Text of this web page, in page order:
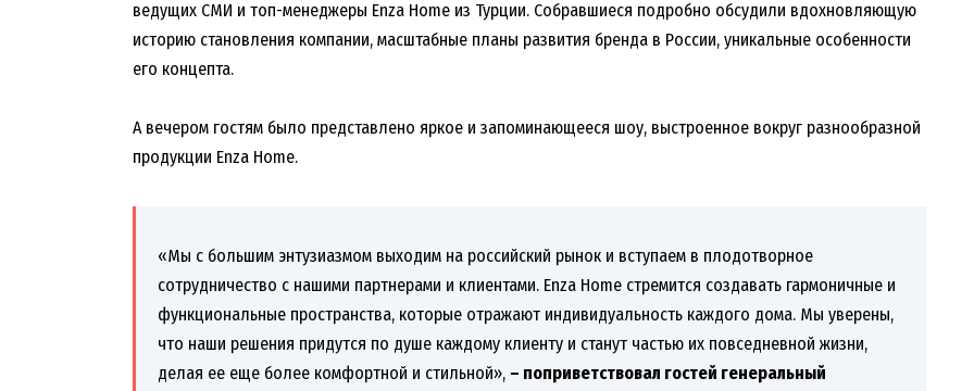
ведущих СМИ и топ-менеджеры Enza Home из Турции. Собравшиеся подробно обсудили вдохновляющую
историю становления компании, масштабные планы развития бренда в России, уникальные особенности
его концепта.
А вечером гостям было представлено яркое и запоминающееся шоу, выстроенное вокруг разнообразной
продукции Enza Home.
«Мы с большим энтузиазмом выходим на российский рынок и вступаем в плодотворное
сотрудничество с нашими партнерами и клиентами. Enza Home стремится создавать гармоничные и
функциональные пространства, которые отражают индивидуальность каждого дома. Мы уверены,
что наши решения придутся по душе каждому клиенту и станут частью их повседневной жизни,
делая ее еще более комфортной и стильной», – поприветствовал гостей генеральный